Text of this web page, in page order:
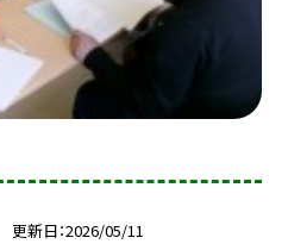
更新日 2026/05/11